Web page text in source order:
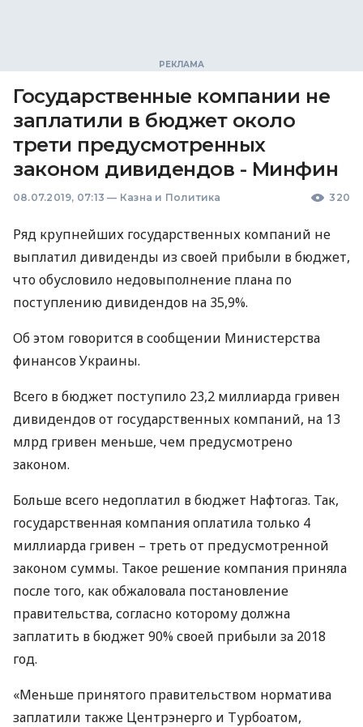
Государственные компании не
заплатили в бюджет около
трети предусмотренных
законом дивидендов - Минфин
08.07.2019, 07:13 — Казна и Политика 320
Ряд крупнейших государственных компаний не
выплатил дивиденды из своей прибыли в бюджет,
что обусловило недовыполнение плана по
поступлению дивидендов на 35,9%.
Об этом говорится в сообщении Министерства
финансов Украины.
Всего в бюджет поступило 23,2 миллиарда гривен
дивидендов от государственных компаний, на 13
млрд гривен меньше, чем предусмотрено
законом.
Больше всего недоплатил в бюджет Нафтогаз. Так,
государственная компания оплатила только 4
миллиарда гривен – треть от предусмотренной
законом суммы. Такое решение компания приняла
после того, как обжаловала постановление
правительства, согласно которому должна
заплатить в бюджет 90% своей прибыли за 2018
год.
«Меньше принятого правительством норматива
заплатили также Центрэнерго и Турбоатом,